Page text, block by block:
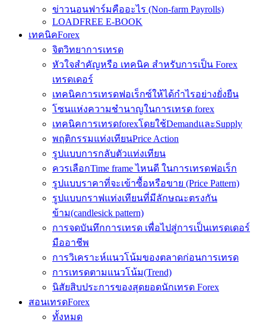
ข่าวนอนฟาร์มคืออะไร (Non-farm Payrolls)
LOADFREE E-BOOK
เทคนิคForex
จิตวิทยาการเทรด
หัวใจสำคัญหรือ เทคนิค สำหรับการเป็น Forex
เทรดเดอร์
เทคนิคการเทรดฟอเร็กซ์ให้ได้กำไรอย่างยั่งยืน
โซนแห่งความชำนาญในการเทรด forex
เทคนิคการเทรดforexโดยใช้DemandและSupply
พฤติกรรมแท่งเทียนPrice Action
รูปแบบการกลับตัวแท่งเทียน
ควรเลือกTime frame ไหนดี ในการเทรดฟอเร็ก
รูปแบบราคาที่จะเข้าซื้อหรือขาย (Price Pattern)
รูปแบบกราฟแท่งเทียนที่มีลักษณะตรงกัน
ข้าม(candlesick pattern)
การจดบันทึกการเทรด เพื่อไปสู่การเป็นเทรดเดอร์
มืออาชีพ
การวิเคราะห์แนวโน้มของตลาดก่อนการเทรด
การเทรดตามแนวโน้ม(Trend)
นิสัยสิบประการของสุดยอดนักเทรด Forex
สอนเทรดForex
ทั้งหมด